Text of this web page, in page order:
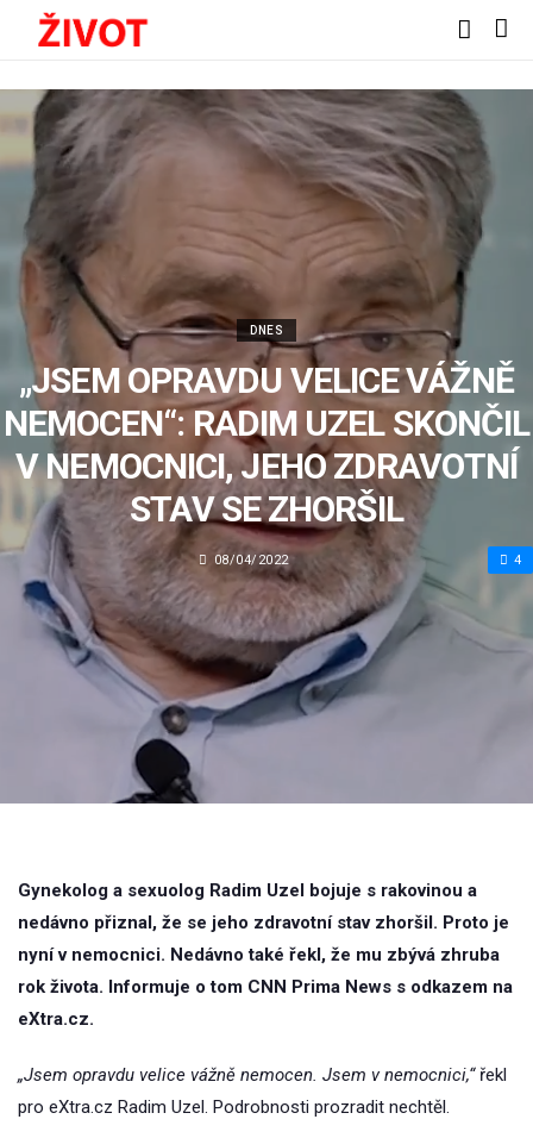
DNES
„JSEM OPRAVDU VELICE VÁŽNĚ
NEMOCEN“: RADIM UZEL SKONČIL
V NEMOCNICI, JEHO ZDRAVOTNÍ
STAV SE ZHORŠIL
08/04/2022 4
Gynekolog a sexuolog Radim Uzel bojuje s rakovinou a
nedávno přiznal, že se jeho zdravotní stav zhoršil. Proto je
nyní v nemocnici. Nedávno také řekl, že mu zbývá zhruba
rok života. Informuje o tom CNN Prima News s odkazem na
eXtra.cz.
„Jsem opravdu velice vážně nemocen. Jsem v nemocnici,“řekl
pro eXtra.cz Radim Uzel. Podrobnosti prozradit nechtěl.